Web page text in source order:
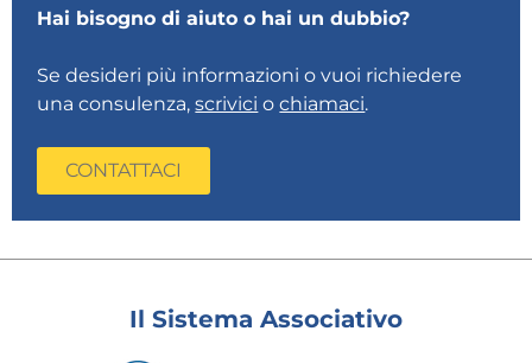
Hai bisogno di aiuto o hai un dubbio?
Se desideri più informazioni o vuoi richiedere
una consulenza,scrivici ochiamaci.
CONTATTACI
Il Sistema Associativo